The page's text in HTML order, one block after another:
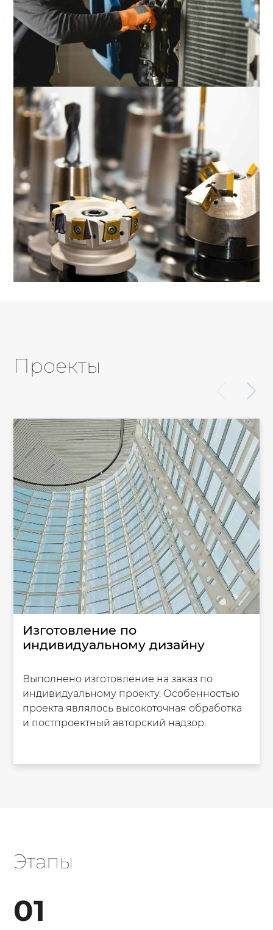
Проекты
Изготовление по
индивидуальному дизайну
Выполнено изготовление на заказ по
индивидуальному проекту. Особенностью
проекта являлось высокоточная обработка
и постпроектный авторский надзор.
Этапы
01